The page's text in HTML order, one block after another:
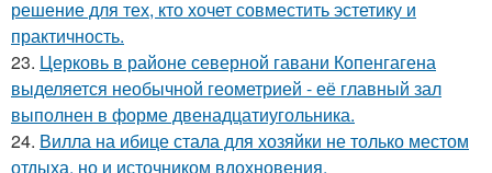
решение для тех, кто хочет совместить эстетику и
практичность.
23. Церковь в районе северной гавани Копенгагена
выделяется необычной геометрией - её главный зал
выполнен в форме двенадцатиугольника.
24. Вилла на ибице стала для хозяйки не только местом
отдыха, но и источником вдохновения.